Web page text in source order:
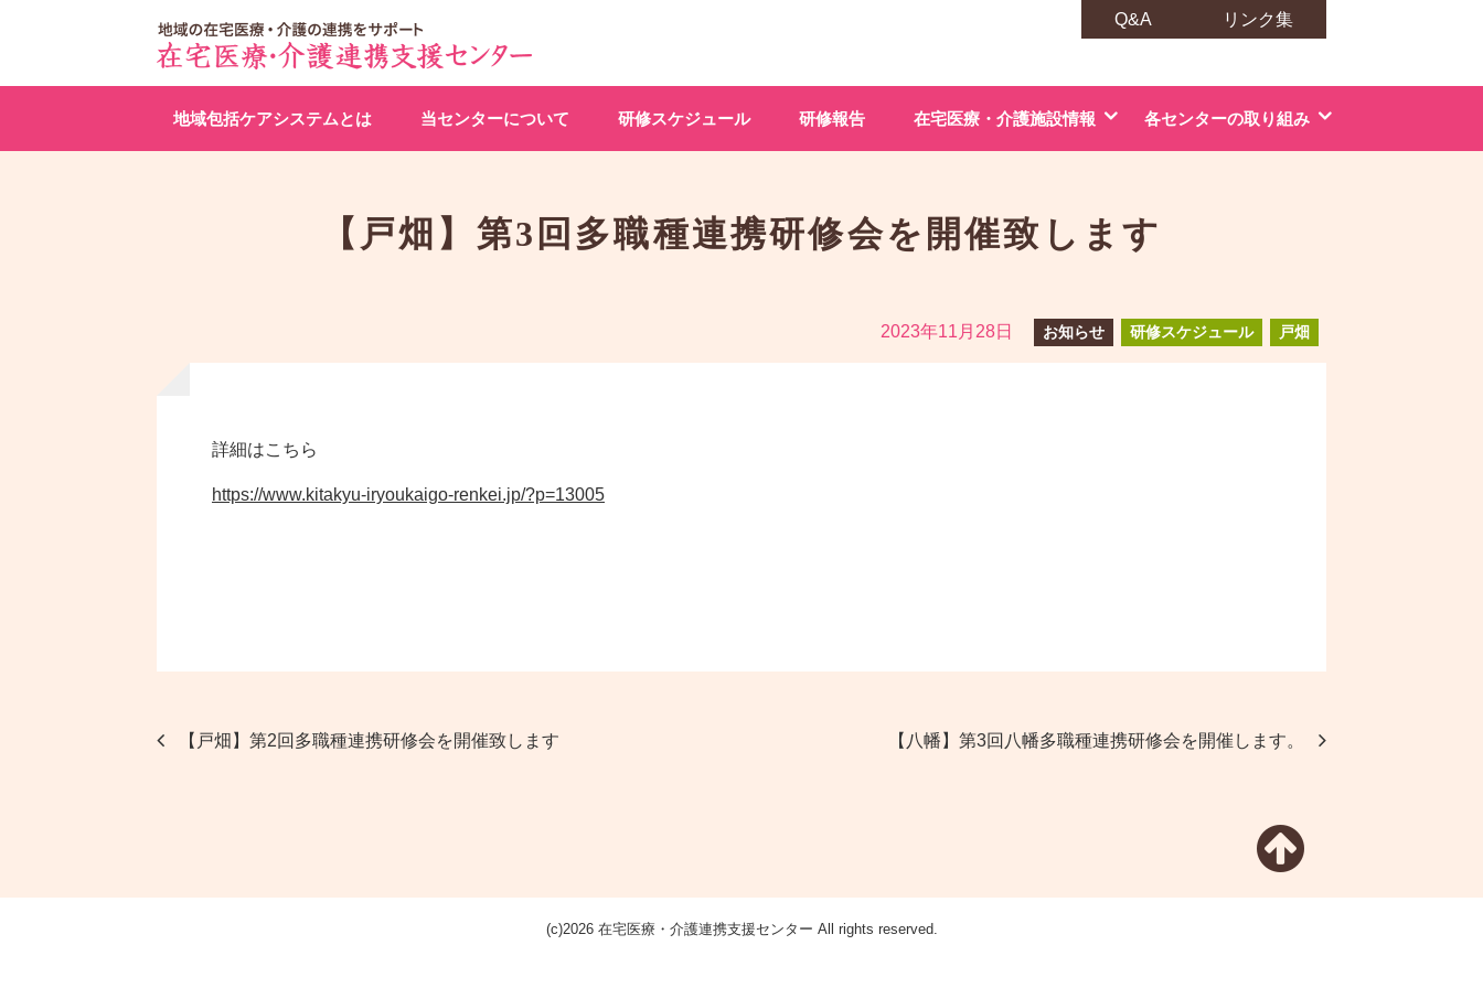
Q&A リンク集
地域包括ケアシステムとは 当センターについて 研修スケジュール 研修報告 在宅医療・介護施設情報 各センターの取り組み
【戸畑】第3回多職種連携研修会を開催致します
2023年11月28日 お知らせ 研修スケジュール 戸畑
詳細はこちら
https://www.kitakyu-iryoukaigo-renkei.jp/?p=13005
【戸畑】第2回多職種連携研修会を開催致します 【八幡】第3回八幡多職種連携研修会を開催します。
(c)2026 在宅医療・介護連携支援センター All rights reserved.